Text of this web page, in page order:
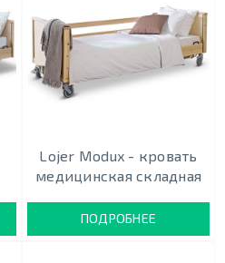
Lojer Modux - кровать
медицинская складная
ПОДРОБНЕЕ